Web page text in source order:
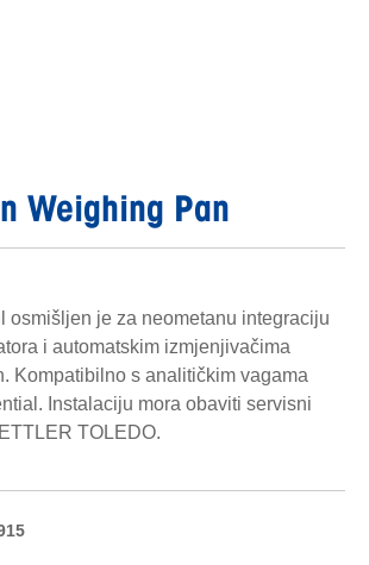
Weighing Pan
osmišljen je za neometanu integraciju
i automatskim izmjenjivačima
Kompatibilno s analitičkim vagama
Instalaciju mora obaviti servisni
TOLEDO.